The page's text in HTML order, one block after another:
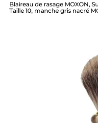
Blaireau de rasage MOXON,
Taille 10, manche gris nacré